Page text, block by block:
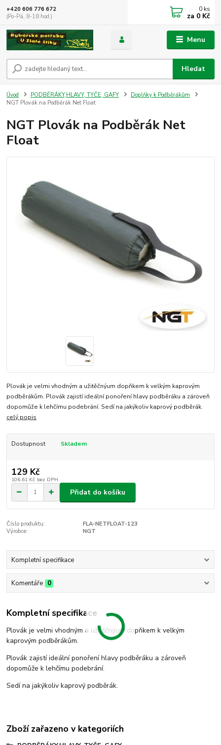
Menu
Hledat
+420 606 776 672
(Po-Pá, 8-18 hod.)
0 ks
za 0 Kč
Úvod PODBĚRÁKY,HLAVY, TYČE, GAFY
Doplňky k Podběrákům
NGT Plovák na Podběrák Net Float
NGT Plovák na Podběrák Net
Float
Plovák je velmi vhodným a užitěčnýum dopňkem k velkým kaprovým
podběrákům. Plovák zajistí ideální ponoření hlavy podběráku a zároveň
dopomůže k lehčímu podebrání. Sedí na jakýkoliv kaprový podběrák.
celý popis
Dostupnost Skladem
129 Kč
106,61 Kč bez DPH
Přidat do košíku
Číslo produktu:
FLA-NETFLOAT-123
Výrobce:
NGT
Kompletní specifikace
Komentáře 0
Kompletní specifikace
Plovák je velmi vhodným a užitěčnýum dopňkem k velkým
kaprovým podběrákům.
Plovák zajistí ideální ponoření hlavy podběráku a zároveň
dopomůže k lehčímu podebrání.
Sedí na jakýkoliv kaprový podběrák.
Zboží zařazeno v kategoriích